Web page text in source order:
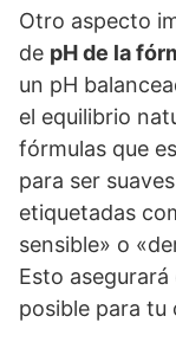
Otro aspecto
de pH de la
un pH
el equilibrio
fórmulas que
para ser
etiquetadas
sensible» o
Esto
posible para tu